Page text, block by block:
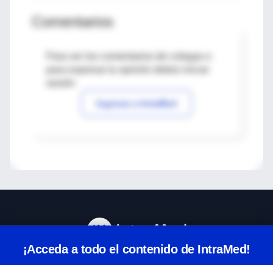
Comentarios
Para ver los comentarios de colegas o
Ingresar a IntraMed
¡Acceda a todo el contenido de IntraMed!